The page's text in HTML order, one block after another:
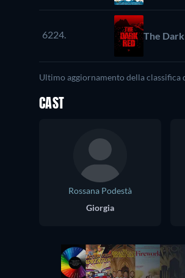
6224. The Dark
Ultimo aggiornamento della
CAST
Rossana Podestà
Giorgia